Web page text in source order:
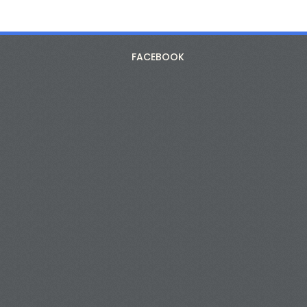
FACEBOOK